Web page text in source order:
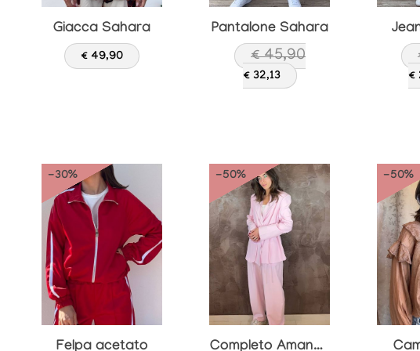
Giacca Sahara
€ 49,90
Pantalone Sahara
€ 45,90
€ 32,13 €
-30%
Felpa acetato
-50%
Completo Amanda
-50%